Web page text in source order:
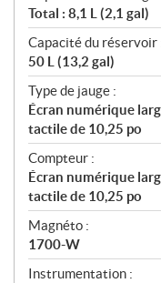
Total : 8,1 L (2,1 gal)
Capacité du réservoir
50 L (13,2 gal)
Type de jauge :
Écran numérique
tactile de 10,25 po
Compteur :
Écran numérique
tactile de 10,25 po
Magnéto :
1700-W
Instrumentation :